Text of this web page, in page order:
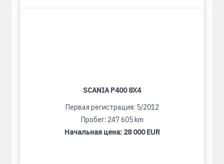
SCANIA P400 8X4
Первая регистрация: 5/2012
Пробег: 247 605 km
Начальная цена: 28 000 EUR